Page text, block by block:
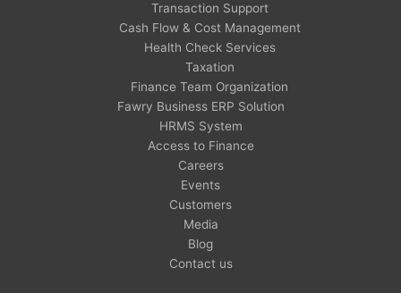
Transaction Support
Cash Flow & Cost Management
Health Check Services
Taxation
Finance Team Organization
Fawry Business ERP Solution
HRMS System
Access to Finance
Careers
Events
Customers
Media
Blog
Contact us